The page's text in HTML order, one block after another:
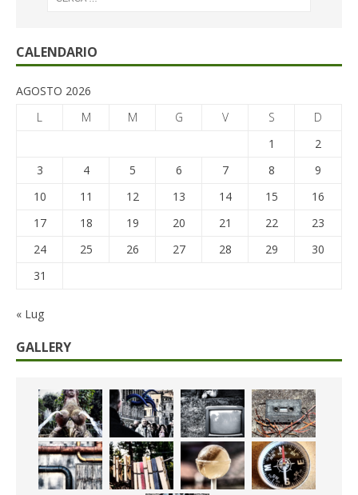
CALENDARIO
AGOSTO 2026
L
M M G V S
D
1
2
3
4 5 6 7 8
9
10
11 12 13 14 15
16
17
18 19 20 21 22
23
24
25 26 27 28 29
30
31
« Lug
GALLERY